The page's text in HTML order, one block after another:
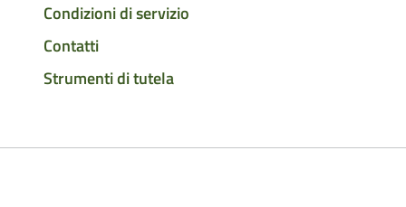
Condizioni di servizio
Contatti
Strumenti di tutela